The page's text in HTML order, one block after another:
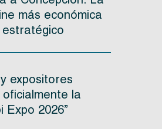
más económica
expositores
la
Expo 2026”